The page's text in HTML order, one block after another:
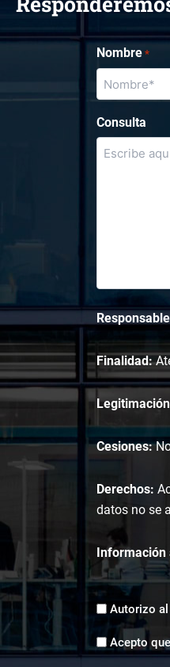
Nombre *
Consulta
Finalidad:
Cesiones:
Derechos:
datos no se
Información
Envíos
comerciales
*
Autorizo
Aceptación
tratamiento
Acepto